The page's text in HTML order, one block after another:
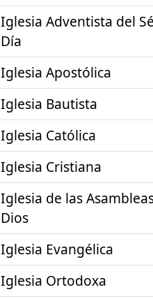
Iglesia Adventista del
Día
Iglesia Apostólica
Iglesia Bautista
Iglesia Católica
Iglesia Cristiana
Iglesia de las
Dios
Iglesia Evangélica
Iglesia Ortodoxa